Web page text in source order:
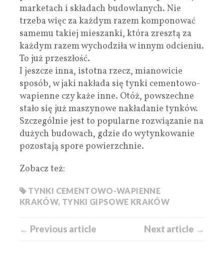
marketach i składach budowlanych. Nie
trzeba więc za każdym razem komponować
samemu takiej mieszanki, która zresztą za
każdym razem wychodziła w innym odcieniu.
To już przeszłość.
I jeszcze inna, istotna rzecz, mianowicie
sposób, w jaki nakłada się tynki cementowo-
wapienne czy każe inne. Otóż, powszechne
stało się już maszynowe nakładanie tynków.
Szczególnie jest to popularne rozwiązanie na
dużych budowach, gdzie do wytynkowanie
pozostają spore powierzchnie.
Zobacz też:
TYNKI CEMENTOWO-WAPIENNE
KRAKÓW, TYNKI GIPSOWE KRAKÓW
← Previous article Next article →